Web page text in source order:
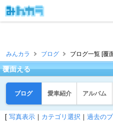
みんカラ ブログ ブログ一覧 [覆
覆面える
ブログ 愛車紹介 アルバム
[ 写真表示 ｜ カテゴリ選択 ｜ 過去の